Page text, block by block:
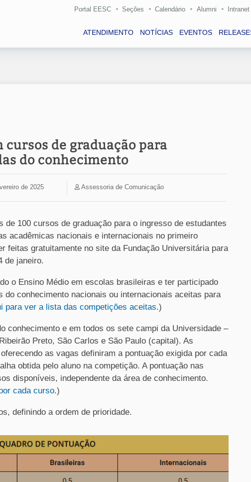
Portal EESC Seções Calendário Alumni Intranet
ATENDIMENTO NOTÍCIAS EVENTOS
cursos de graduação para
do conhecimento
de 2025 Assessoria de Comunicação
de 100 cursos de graduação para o ingresso de estudantes
acadêmicas nacionais e internacionais no primeiro
feitas gratuitamente no site da Fundação Universitária para
de janeiro.
o Ensino Médio em escolas brasileiras e ter participado
conhecimento nacionais ou internacionais aceitas para
para ver a lista das competições aceitas.)
conhecimento e em todos os sete campi da Universidade –
Preto, São Carlos e São Paulo (capital). As
as vagas definiram a pontuação exigida por cada
obtida pelo aluno na competição. A pontuação nas
disponíveis, independente da área de conhecimento.
cada curso.)
definindo a ordem de prioridade.